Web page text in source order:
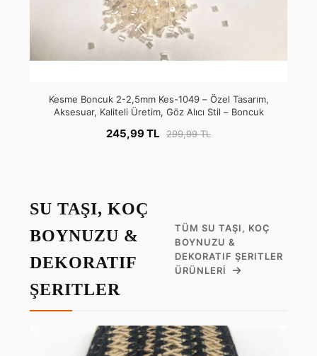
Kesme Boncuk 2-2,5mm Kes-1049 – Özel Tasarım,
Aksesuar, Kaliteli Üretim, Göz Alıcı Stil – Boncuk
245,99 TL 299,99 TL
SU TAŞI, KOÇ
BOYNUZU &
DEKORATIF
ŞERITLER
TÜM SU TAŞI, KOÇ
BOYNUZU &
DEKORATIF ŞERITLER
ÜRÜNLERI